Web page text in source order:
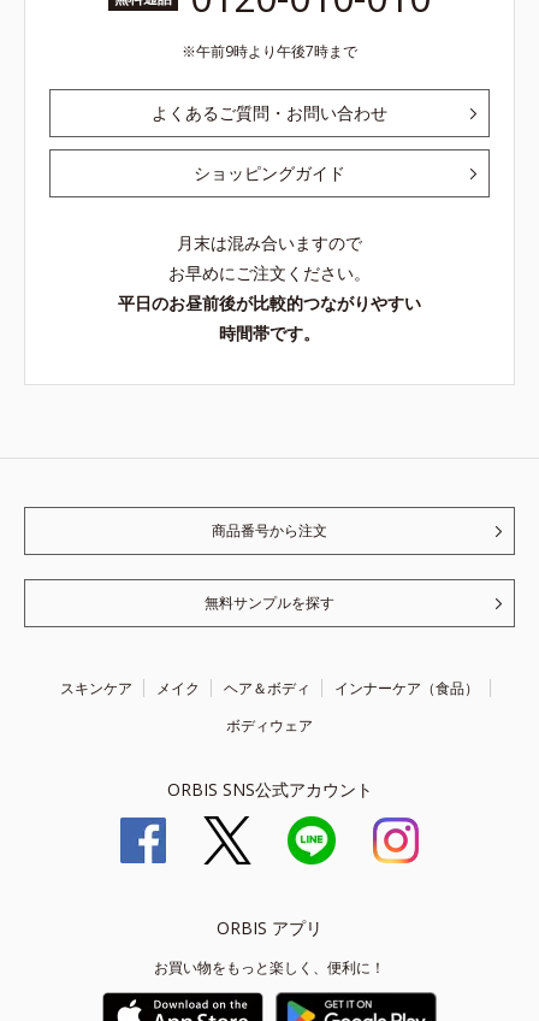
午前9時より午後7時まで
よくあるご質問・お問い合わせ
ショッピングガイド
月末は混み合いますので
お早めにご注文ください。
平日のお昼前後が比較的つながりやすい
時間帯です。
商品番号から注文
無料サンプルを探す
スキンケア メイク ヘア＆ボディ
インナーケア（食品）
ボディウェア
ORBIS SNS公式アカウント
ORBIS アプリ
お買い物をもっと楽しく、便利に！